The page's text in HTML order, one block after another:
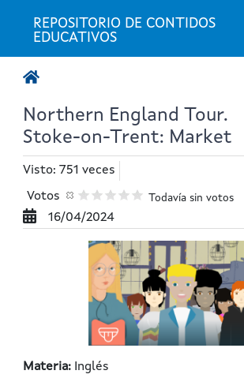
REPOSITORIO DE CONTIDOS
EDUCATIVOS
Northern England Tour.
Stoke-on-Trent: Market
Visto: 751 veces
Votos Todavía sin votos
16/04/2024
Materia: Inglés